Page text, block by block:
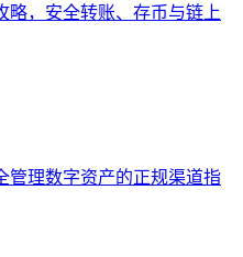
略，安全转账、存币与链上
管理数字资产的正规渠道指